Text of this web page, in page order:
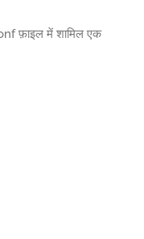
फ़ाइल में शामिल एक